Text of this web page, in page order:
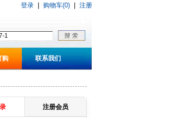
登录 购物车(0) 注册
购 联系我们
注册会员